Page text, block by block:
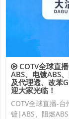
COTV全球直
ABS、电镀ABS
及代理透、改苯
迎大家光临！
COTV全球直播-
镀|ABS、阻燃ABS